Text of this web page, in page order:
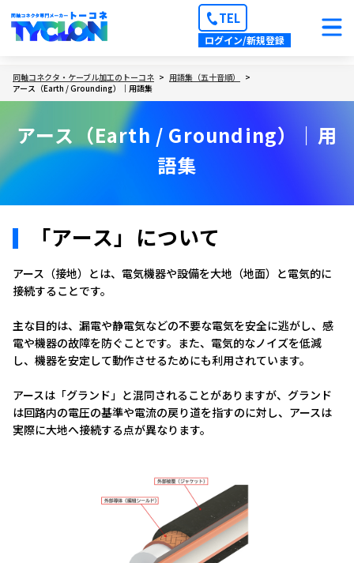
TEL
ログイン/新規登録
同軸コネクタ・ケーブル加工のトーコネ
用語集（五十音順）
アース（Earth / Grounding）｜用語集
アース（Earth / Grounding）｜用
語集
「アース」について
アース（接地）とは、電気機器や設備を大地（地面）と電気的に
接続することです。
主な目的は、漏電や静電気などの不要な電気を安全に逃がし、感
電や機器の故障を防ぐことです。また、電気的なノイズを低減
し、機器を安定して動作させるためにも利用されています。
アースは「グランド」と混同されることがありますが、グランド
は回路内の電圧の基準や電流の戻り道を指すのに対し、アースは
実際に大地へ接続する点が異なります。